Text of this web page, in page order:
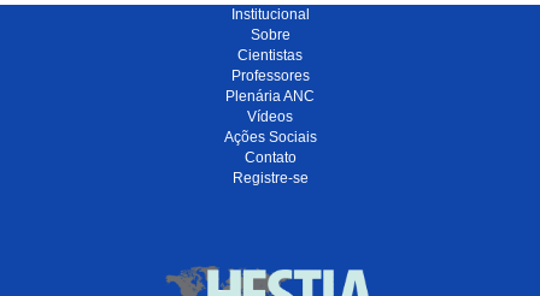
Institucional
Sobre
Cientistas
Professores
Plenária ANC
Vídeos
Ações Sociais
Contato
Registre-se